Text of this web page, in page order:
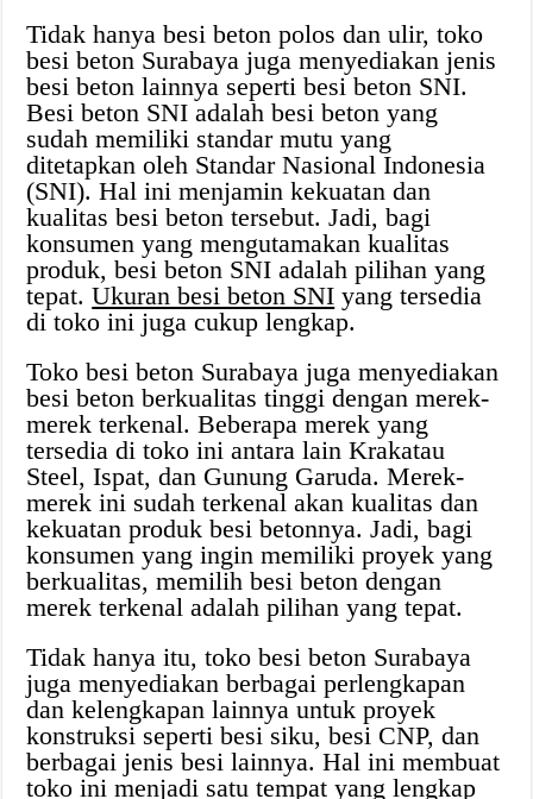
Tidak hanya besi beton polos dan ulir, toko
besi beton Surabaya juga menyediakan jenis
besi beton lainnya seperti besi beton SNI.
Besi beton SNI adalah besi beton yang
sudah memiliki standar mutu yang
ditetapkan oleh Standar Nasional Indonesia
(SNI). Hal ini menjamin kekuatan dan
kualitas besi beton tersebut. Jadi, bagi
konsumen yang mengutamakan kualitas
produk, besi beton SNI adalah pilihan yang
tepat.Ukuran besi beton SNI yang tersedia
di toko ini juga cukup lengkap.
Toko besi beton Surabaya juga menyediakan
besi beton berkualitas tinggi dengan merek-
merek terkenal. Beberapa merek yang
tersedia di toko ini antara lain Krakatau
Steel, Ispat, dan Gunung Garuda. Merek-
merek ini sudah terkenal akan kualitas dan
kekuatan produk besi betonnya. Jadi, bagi
konsumen yang ingin memiliki proyek yang
berkualitas, memilih besi beton dengan
merek terkenal adalah pilihan yang tepat.
Tidak hanya itu, toko besi beton Surabaya
juga menyediakan berbagai perlengkapan
dan kelengkapan lainnya untuk proyek
konstruksi seperti besi siku, besi CNP, dan
berbagai jenis besi lainnya. Hal ini membuat
toko ini menjadi satu tempat yang lengkap